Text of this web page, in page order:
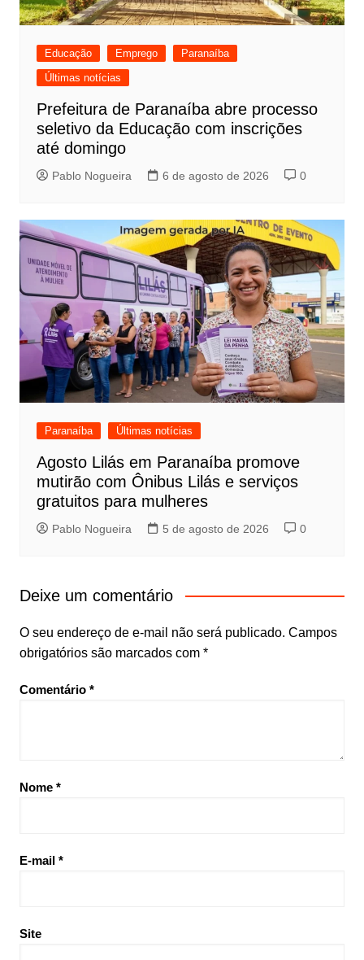
Educação Emprego
Paranaíba
Últimas notícias
Prefeitura de Paranaíba abre processo
seletivo da Educação com inscrições
até domingo
Pablo Nogueira 6 de agosto de 2026 0
Paranaíba Últimas notícias
Agosto Lilás em Paranaíba promove
mutirão com Ônibus Lilás e serviços
gratuitos para mulheres
Pablo Nogueira 5 de agosto de 2026 0
Deixe um comentário
O seu endereço de e-mail não será publicado. Campos
obrigatórios são marcados com *
Comentário *
Nome *
E-mail *
Site